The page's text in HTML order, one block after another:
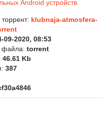
klubnaja-atmosfera-
09-2020, 08:53
torrent
46.61 Kb
387